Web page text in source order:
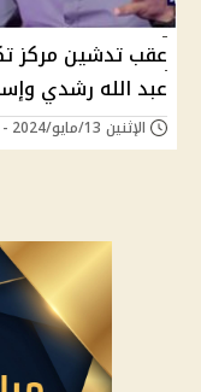
عقب تدشين مركز
عبد الله رشدي
الإثنين 13/مايو/2024 - 07:09 م